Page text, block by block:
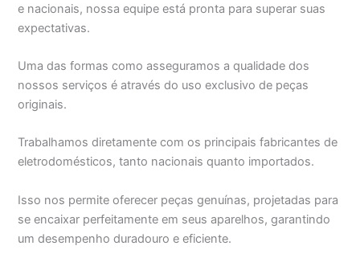
e nacionais, nossa equipe está pronta para superar suas
expectativas.
Uma das formas como asseguramos a qualidade dos
nossos serviços é através do uso exclusivo de peças
originais.
Trabalhamos diretamente com os principais fabricantes de
eletrodomésticos, tanto nacionais quanto importados.
Isso nos permite oferecer peças genuínas, projetadas para
se encaixar perfeitamente em seus aparelhos, garantindo
um desempenho duradouro e eficiente.